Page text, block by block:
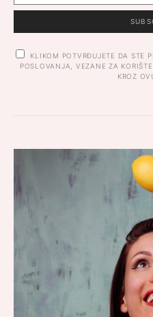
KLIKOM POTVRĐUJETE DA STE
POSLOVANJA, VEZANE ZA
KROZ